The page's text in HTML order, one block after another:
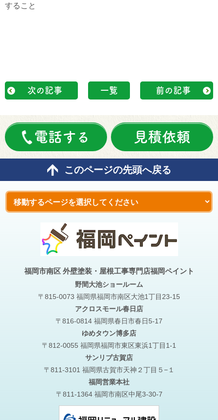
すること
次の記事 一覧 前の記事
電話する 見積依頼
このページの先頭へ戻る
福岡市南区 外壁塗装・屋根工事専門店福岡ペイント
野間大池ショールーム
〒815-0073 福岡県福岡市南区大池1丁目23-15
アクロスモール春日店
〒816-0814 福岡県春日市春日5-17
ゆめタウン博多店
〒812-0055 福岡県福岡市東区東浜1丁目1-1
サンリブ古賀店
〒811-3101 福岡県古賀市天神２丁目５−１
福岡営業本社
〒811-1364 福岡市南区中尾3-30-7